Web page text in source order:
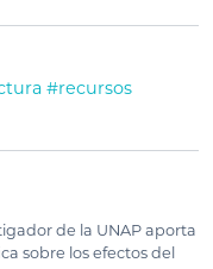
#recursos
de la UNAP aporta
sobre los efectos del